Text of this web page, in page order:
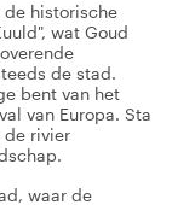
de historische
wat Goud
de stad.
bent van het
van Europa. Sta
de rivier
waar de